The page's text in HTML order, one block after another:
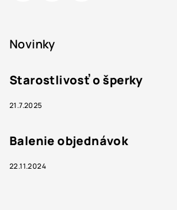
Novinky
Starostlivosť o šperky
21.7.2025
Balenie objednávok
22.11.2024